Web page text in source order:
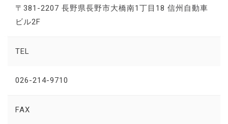
〒381-2207 長野県長野市大橋南1丁目18 信州自動車
ビル2F
TEL
026-214-9710
FAX